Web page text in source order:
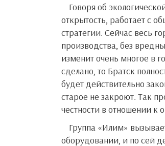
Говоря об экологической модернизации предприятий, стоит отметить Русал, который демонстрирует
открытость, работает с
стратегии. Сейчас весь
производства, без
изменит очень многое в
сделано, то Братск
будет действительно
старое не закроют. Так
честности в отношении
Группа «Илим» вызывает гораздо больше опасений. Исторически БЛПК основывался на иностранном
оборудовании, и по сей